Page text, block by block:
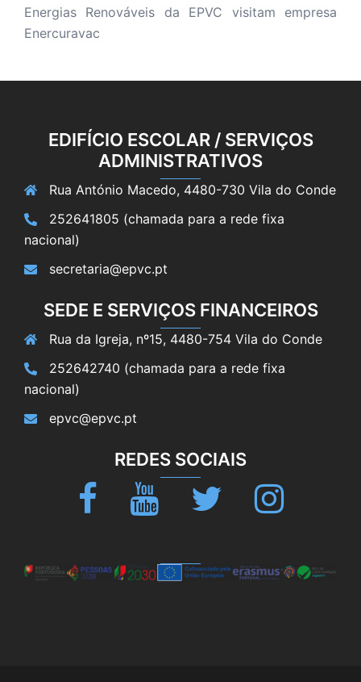
Energias Renováveis da EPVC visitam empresa
Enercuravac
EDIFÍCIO ESCOLAR / SERVIÇOS
ADMINISTRATIVOS
Rua António Macedo, 4480-730 Vila do Conde
252641805 (chamada para a rede fixa
nacional)
secretaria@epvc.pt
SEDE E SERVIÇOS FINANCEIROS
Rua da Igreja, nº15, 4480-754 Vila do Conde
252642740 (chamada para a rede fixa
nacional)
epvc@epvc.pt
REDES SOCIAIS
Facebook Youtube Twitter Instagram